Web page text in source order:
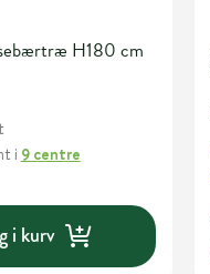
H180 cm
i 9 centre
i kurv